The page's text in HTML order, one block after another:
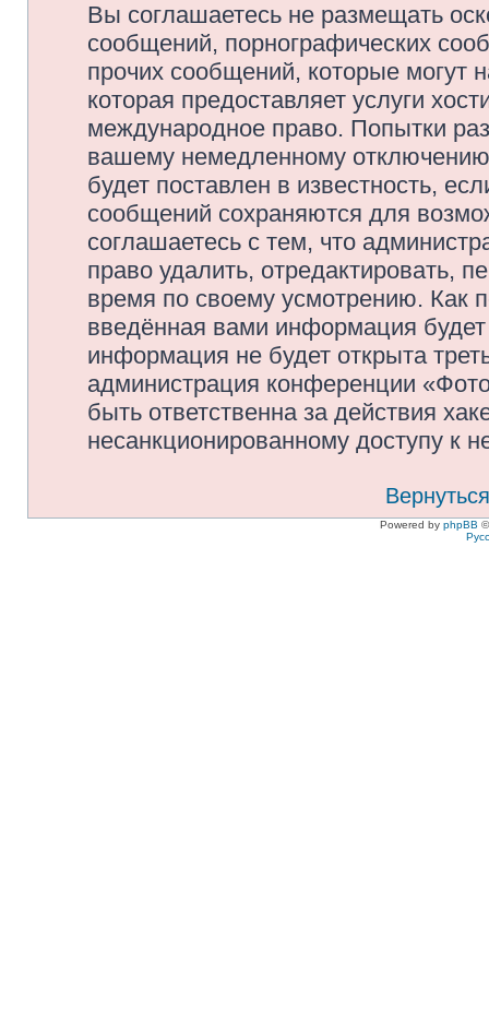
Вы соглашаетесь не размещать
сообщений, порнографических
прочих сообщений, которые могут
которая предоставляет услуги
международное право. Попытки
вашему немедленному
будет поставлен в известность,
сообщений сохраняются для
соглашаетесь с тем, что
право удалить, отредактировать,
время по своему усмотрению. Как
введённая вами информация
информация не будет открыта
администрация конференции
быть ответственна за действия
несанкционированному доступу к
Powered by phpBB